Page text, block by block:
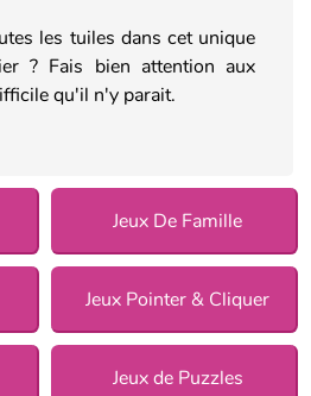
les tuiles dans cet unique
? Fais bien attention aux
qu'il n'y parait.
Jeux De Famille
Jeux Pointer & Cliquer
Jeux de Puzzles